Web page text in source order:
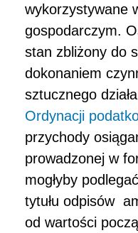
wykorzystywane
gospodarczym.
stan zbliżony do
dokonaniem
sztucznego
Ordynacji
przychody
prowadzonej w
mogłyby
tytułu odpisów
od wartości